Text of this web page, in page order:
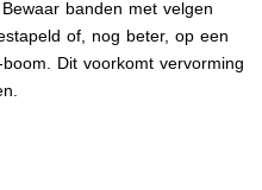
Bewaar banden met velgen
of, nog beter, op een
Dit voorkomt vervorming